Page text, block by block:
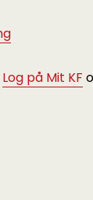
Log på Mit KF